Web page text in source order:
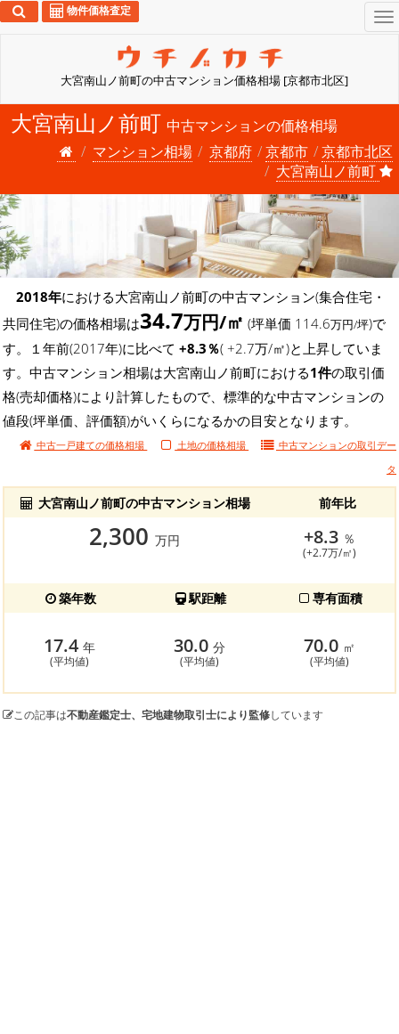
大宮南山ノ前町の中古マンション価格相場 [京都市北区]
物件価格査定
大宮南山ノ前町 中古マンションの価格相場
マンション相場
京都府 京都市
京都市北区
大宮南山ノ前町
2018年における大宮南山ノ前町の中古マンション(集合住宅・
共同住宅)の価格相場は34.7万円/㎡ (坪単価 114.6万円/坪)で
す。１年前(2017年)に比べて +8.3％( +2.7万/㎡)と上昇していま
す。中古マンション相場は大宮南山ノ前町における1件の取引価
格(売却価格)により計算したもので、標準的な中古マンションの
値段(坪単価、評価額)がいくらになるかの目安となります。
中古一戸建ての価格相場 土地の価格相場 中古マンションの取引デー
タ
大宮南山ノ前町の中古マンション相場 前年比
2,300 万円 +8.3 ％
(+2.7万/㎡)
築年数 駅距離 専有面積
17.4 年
(平均値)
30.0 分
(平均値)
70.0 ㎡
(平均値)
この記事は不動産鑑定士、宅地建物取引士により監修しています